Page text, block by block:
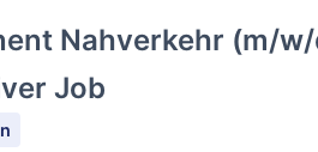
Nahverkehr (m/
Job